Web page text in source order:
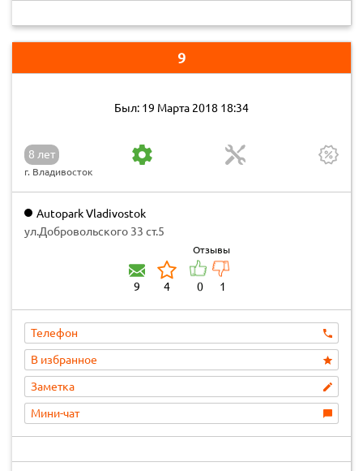
9
Был: 19 Марта 2018 18:34
8 лет
г. Владивосток
Autopark Vladivostok
ул.Добровольского 33 ст.5
9 4
Отзывы
0 1
Телефон
В избранное
Заметка
Мини-чат